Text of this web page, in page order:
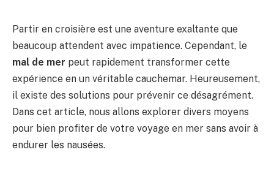
Partir en croisière est une aventure exaltante que
beaucoup attendent avec impatience. Cependant, le
mal de mer peut rapidement transformer cette
expérience en un véritable cauchemar. Heureusement,
il existe des solutions pour prévenir ce désagrément.
Dans cet article, nous allons explorer divers moyens
pour bien profiter de votre voyage en mer sans avoir à
endurer les nausées.